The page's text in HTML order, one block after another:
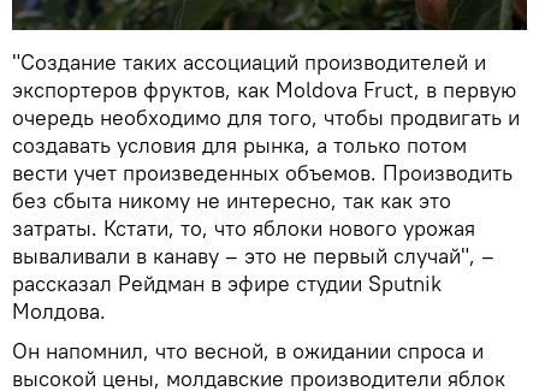
"Создание таких ассоциаций производителей и
экспортеров фруктов, как Moldova Fruct, в первую
очередь необходимо для того, чтобы продвигать и
создавать условия для рынка, а только потом
вести учет произведенных объемов. Производить
без сбыта никому не интересно, так как это
затраты. Кстати, то, что яблоки нового урожая
вываливали в канаву – это не первый случай", –
рассказал Рейдман в эфире студии Sputnik
Молдова.
Он напомнил, что весной, в ожидании спроса и
высокой цены, молдавские производители яблок